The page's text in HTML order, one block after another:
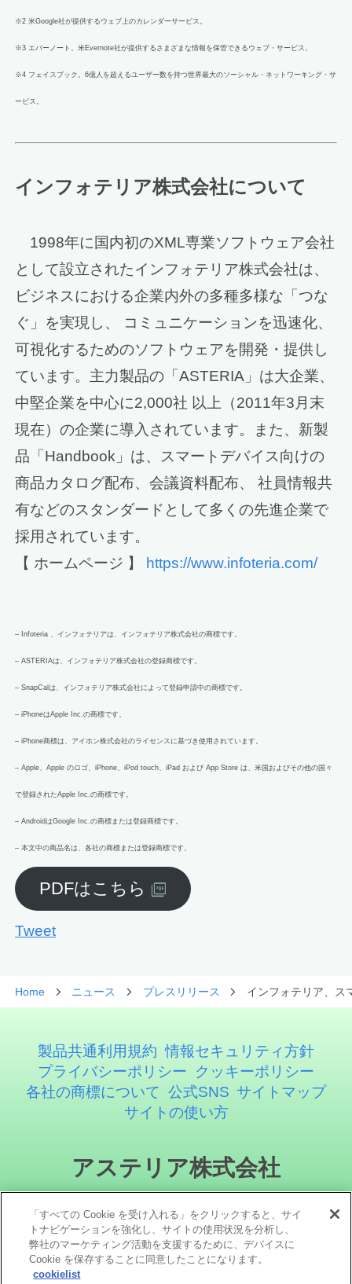
※2 米Google社が提供するウェブ上のカレンダーサービス。
※3 エバーノート。米Evernote社が提供するさまざまな情報を保管できるウェブ・サービス。
※4 フェイスブック。6億人を超えるユーザー数を持つ世界最大のソーシャル・ネットワーキング・サ
ービス。
インフォテリア株式会社について
1998年に国内初のXML専業ソフトウェア会社
として設立されたインフォテリア株式会社は、
ビジネスにおける企業内外の多種多様な「つな
ぐ」を実現し、 コミュニケーションを迅速化、
可視化するためのソフトウェアを開発・提供し
ています。主力製品の「ASTERIA」は大企業、
中堅企業を中心に2,000社 以上（2011年3月末
現在）の企業に導入されています。また、新製
品「Handbook」は、スマートデバイス向けの
商品カタログ配布、会議資料配布、 社員情報共
有などのスタンダードとして多くの先進企業で
採用されています。
【 ホームページ 】 https://www.infoteria.com/
– Infoteria 、インフォテリアは、インフォテリア株式会社の商標です。
– ASTERIAは、インフォテリア株式会社の登録商標です。
– SnapCalは、インフォテリア株式会社によって登録申請中の商標です。
– iPhoneはApple Inc.の商標です。
– iPhone商標は、アイホン株式会社のライセンスに基づき使用されています。
– Apple、Apple のロゴ、iPhone、iPod touch、iPad および App Store は、米国およびその他の国々
で登録されたApple Inc.の商標です。
– AndroidはGoogle Inc.の商標または登録商標です。
– 本文中の商品名は、各社の商標または登録商標です。
PDFはこちら
Tweet
Home ニュース プレスリリース インフォテリア、ス
製品共通利用規約 情報セキュリティ方針
プライバシーポリシー
クッキーポリシー
各社の商標について 公式SNS サイトマップ
サイトの使い方
アステリア株式会社
「すべての Cookie を受け入れる」をクリックすると、サイ
トナビゲーションを強化し、サイトの使用状況を分析し、
弊社のマーケティング活動を支援するために、デバイスに
Cookie を保存することに同意したことになります。
cookielist